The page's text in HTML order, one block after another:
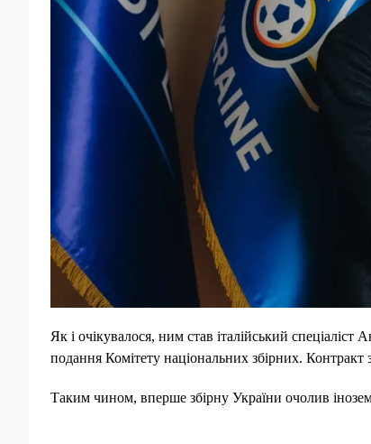
Як і очікувалося, ним став італійський
подання Комітету національних збірних.
Таким чином, вперше збірну України очолив